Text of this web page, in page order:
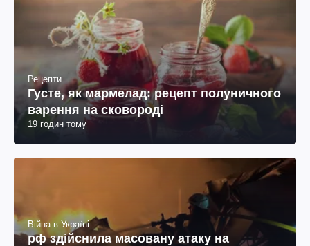
Рецепти
Густе, як мармелад: рецепт полуничного
варення на сковороді
19 годин тому
Війна в Україні
рф здійснила масовану атаку на